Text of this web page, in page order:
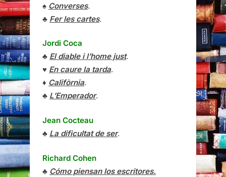
♠ Converses.
♣ Fer les cartes.
Jordi Coca
♣ El diable i l’home just.
♥ En caure la tarda.
♦ Califòrnia.
♣ L’Emperador.
Jean Cocteau
♣ La dificultat de ser.
Richard Cohen
♣ Cómo piensan los escritores.